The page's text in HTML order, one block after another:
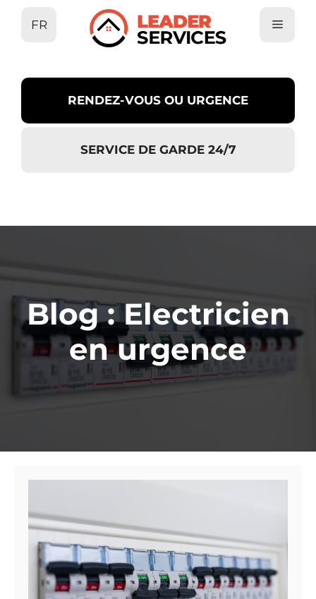
FR
RENDEZ-VOUS OU URGENCE
SERVICE DE GARDE 24/7
Blog : Electricien
en urgence